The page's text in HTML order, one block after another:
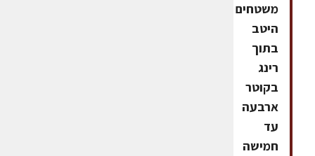
משטחים
היטב
בתוך
רינג
בקוטר
ארבעה
עד
חמישה